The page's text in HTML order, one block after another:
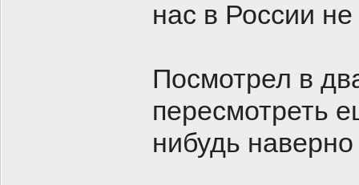
нас в России
Посмотрел в
пересмотреть
нибудь